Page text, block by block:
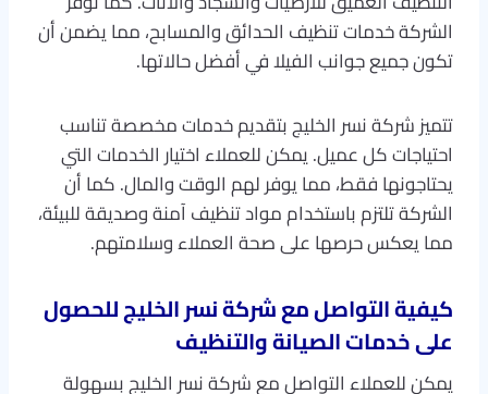
الشركة خدمات تنظيف الحدائق والمسابح، مما يضمن أن
تكون جميع جوانب الفيلا في أفضل حالاتها.
تتميز شركة نسر الخليج بتقديم خدمات مخصصة تناسب
احتياجات كل عميل. يمكن للعملاء اختيار الخدمات التي
يحتاجونها فقط، مما يوفر لهم الوقت والمال. كما أن
الشركة تلتزم باستخدام مواد تنظيف آمنة وصديقة للبيئة،
مما يعكس حرصها على صحة العملاء وسلامتهم.
كيفية التواصل مع شركة نسر الخليج للحصول
على خدمات الصيانة والتنظيف
يمكن للعملاء التواصل مع شركة نسر الخليج بسهولة